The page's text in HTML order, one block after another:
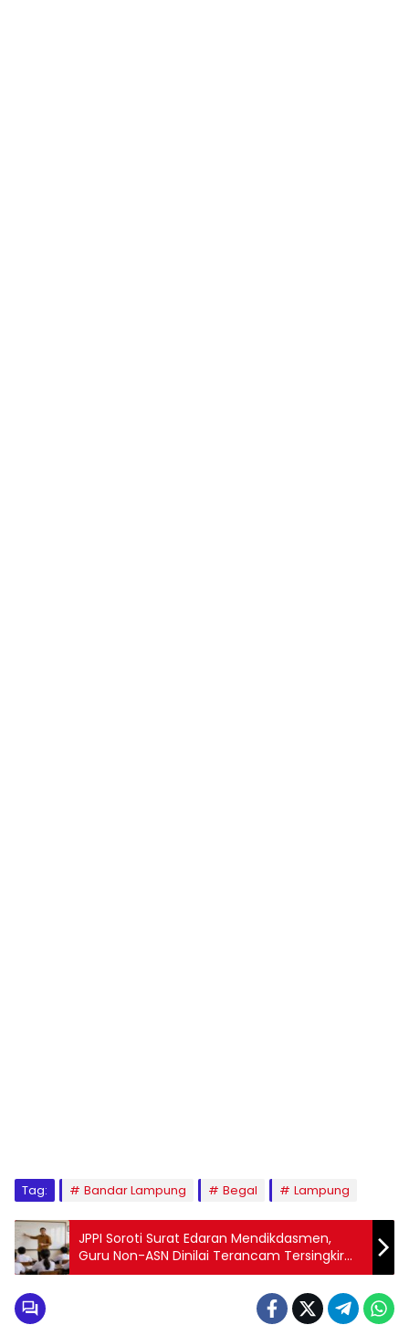
Tag: Bandar Lampung Begal Lampung
JPPI Soroti Surat Edaran Mendikdasmen,
Guru Non-ASN Dinilai Terancam Tersingkir
dari Sekolah Negeri